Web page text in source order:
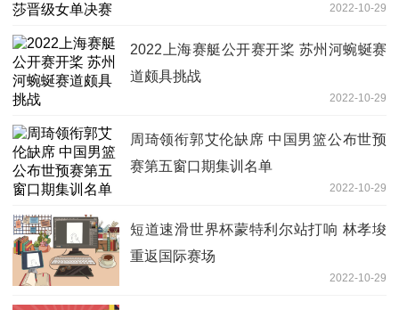
2022-10-29
2022上海赛艇公开赛开桨 苏州河蜿蜒赛
道颇具挑战
2022-10-29
周琦领衔郭艾伦缺席 中国男篮公布世预
赛第五窗口期集训名单
2022-10-29
短道速滑世界杯蒙特利尔站打响 林孝埈
重返国际赛场
2022-10-29